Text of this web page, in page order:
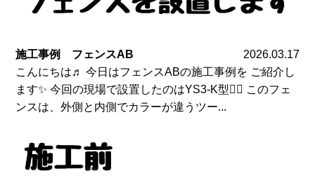
施工事例 フェンスAB
2026.03.17
こんにちは♬ 今日はフェンスABの施工事例を ご紹介し
ます✨ 今回の現場で設置したのはYS3-K型☝🏻 このフェ
ンスは、外側と内側でカラーが違うツー...